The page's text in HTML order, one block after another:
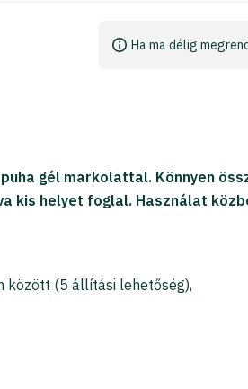
Ha ma délig
gél markolattal. Könnyen
kis helyet foglal. Használat
között (5 állítási lehetőség),